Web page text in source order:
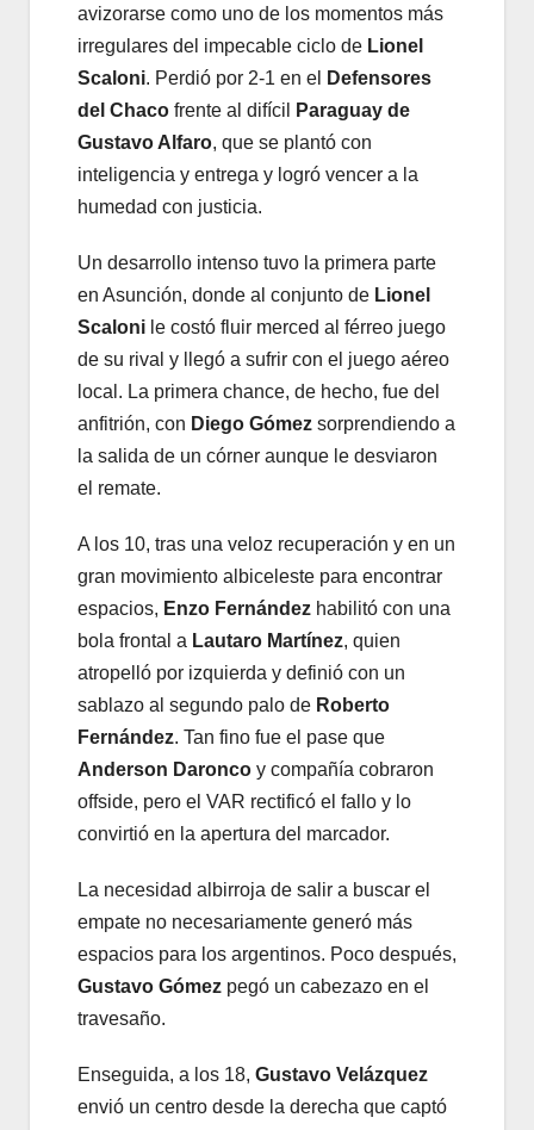
avizorarse como uno de los momentos más
irregulares del impecable ciclo de Lionel
Scaloni. Perdió por 2-1 en el
Defensores
del Chaco frente al difícil
Paraguay de
Gustavo Alfaro, que se plantó con
inteligencia y entrega y logró vencer a la
humedad con justicia.
Un desarrollo intenso tuvo la primera parte
en Asunción, donde al conjunto de Lionel
Scaloni le costó fluir merced al férreo juego
de su rival y llegó a sufrir con el juego aéreo
local. La primera chance, de hecho, fue del
anfitrión, con Diego Gómez sorprendiendo a
la salida de un córner aunque le desviaron
el remate.
A los 10, tras una veloz recuperación y en un
gran movimiento albiceleste para encontrar
espacios, Enzo Fernández habilitó con una
bola frontal a Lautaro Martínez, quien
atropelló por izquierda y definió con un
sablazo al segundo palo de Roberto
Fernández. Tan fino fue el pase que
Anderson Daronco y compañía cobraron
offside, pero el VAR rectificó el fallo y lo
convirtió en la apertura del marcador.
La necesidad albirroja de salir a buscar el
empate no necesariamente generó más
espacios para los argentinos. Poco después,
Gustavo Gómez pegó un cabezazo en el
travesaño.
Enseguida, a los 18, Gustavo Velázquez
envió un centro desde la derecha que captó